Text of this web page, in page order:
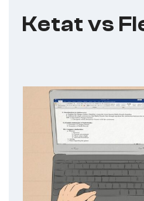
Ketat vs